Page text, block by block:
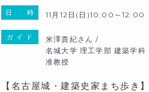
日 時 11月12日(日)10:00～12:00
ガ イ ド
米澤貴紀さん /
名城大学 理工学部 建築学科
准教授
【名古屋城・建築史家まち歩き】